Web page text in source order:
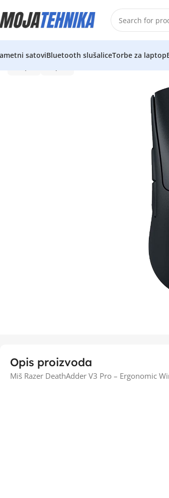
satoviBluetooth slušaliceTorbe za laptop
Opis proizvoda
Miš Razer DeathAdder V3 Pro – Ergonomic